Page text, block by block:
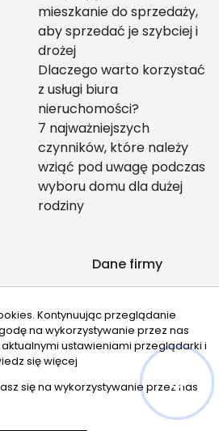
mieszkanie do sprzedaży,
aby sprzedać je szybciej i
drożej
Dlaczego warto korzystać
z usługi biura
nieruchomości?
7 najważniejszych
czynników, które należy
wziąć pod uwagę podczas
wyboru domu dla dużej
rodziny
Dane firmy
ul. Polowa 45
18-400 Łomża
Znajdziesz nas tu
Kontynuując przeglądanie
na wykorzystywanie przez nas
ustawieniami przeglądarki i
się więcej
się na wykorzystywanie przez nas